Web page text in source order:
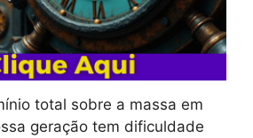
total sobre a massa em
geração tem dificuldade